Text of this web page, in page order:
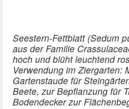
Seestern-Fettblatt (Sedum
aus der Familie
hoch und blüht leuchtend
Verwendung im Ziergarten:
Gartenstaude für
Beete, zur Bepflanzung für
Bodendecker zur